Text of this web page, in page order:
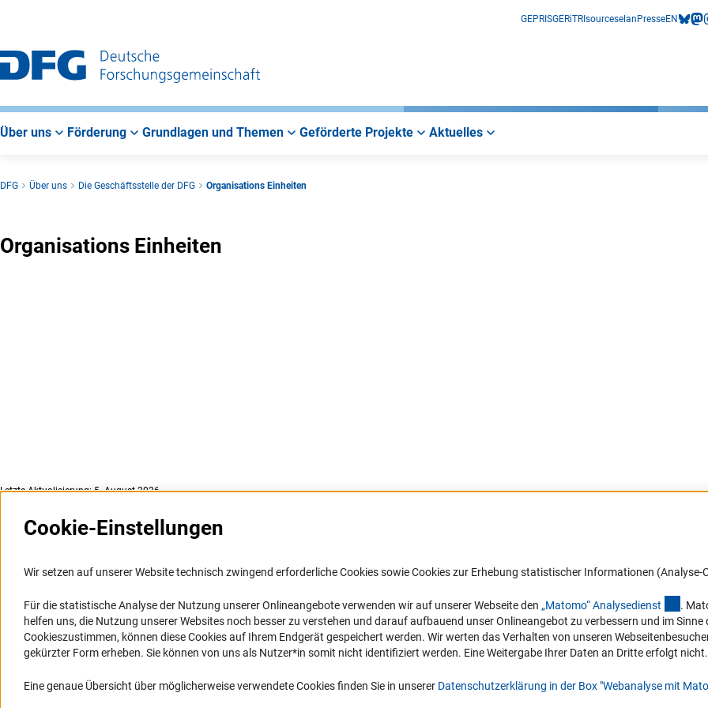
GEPRISGERiTRIsourceselan PresseEN
Über uns Förderung Grundlagen und Themen Geförderte Projekte Aktuelles
DFG Über uns Die Geschäftsstelle der DFG Organisations Einheiten
Organisations Einheiten
Letzte Aktualisierung: 5. August 2026
Informationssysteme
Portal Wissenschaftliche Integrität
GEPRIS
GEPRIS historisch
RIsources
FAQ
Karriere
Logo und Corporate Design
mit Behinderungen
Erklärung zur Barrierefreiheit
Barriere melden
in Ihr Mailpostfach oder schauen
die Ausgaben online an.
Zum Newsletter
Cookie-Einstellungen
Wir setzen auf unserer Website technisch zwingend erforderliche Cookies sowie Cookies zur Erhebung statistischer Informationen (Analyse-
Für die statistische Analyse der Nutzung unserer Onlineangebote verwenden wir auf unserer Webseite den „Matomo“ Analysedienst
.
helfen uns, die Nutzung unserer Websites noch besser zu verstehen und darauf aufbauend unser Onlineangebot zu verbessern und im
Cookieszustimmen, können diese Cookies auf Ihrem Endgerät gespeichert werden. Wir werten das Verhalten von unseren
gekürzter Form erheben. Sie können von uns als Nutzer*in somit nicht identifiziert werden. Eine Weitergabe Ihrer Daten an Dritte erfolgt nicht.
Eine genaue Übersicht über möglicherweise verwendete Cookies finden Sie in unserer Datenschutzerklärung in der Box "Webanalyse mit